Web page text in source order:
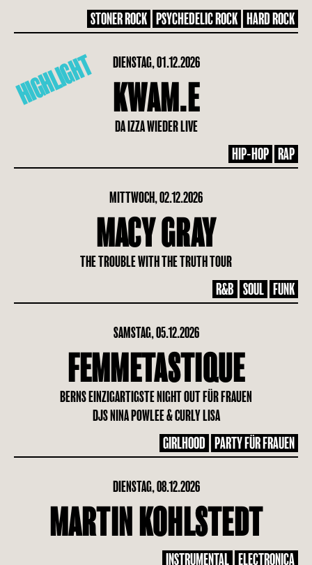
STONER ROCK PSYCHEDELIC ROCK HARD ROCK
DIENSTAG, 01.12.2026
HIGHLIGHT KWAM.E
DA IZZA WIEDER LIVE
HIP-HOP RAP
MITTWOCH, 02.12.2026
MACY GRAY
THE TROUBLE WITH THE TRUTH TOUR
R&B SOUL FUNK
SAMSTAG, 05.12.2026
FEMMETASTIQUE
BERNS EINZIGARTIGSTE NIGHT OUT FÜR FRAUEN
DJS NINA POWLEE & CURLY LISA
GIRLHOOD PARTY FÜR FRAUEN
DIENSTAG, 08.12.2026
MARTIN KOHLSTEDT
INSTRUMENTAL ELECTRONICA